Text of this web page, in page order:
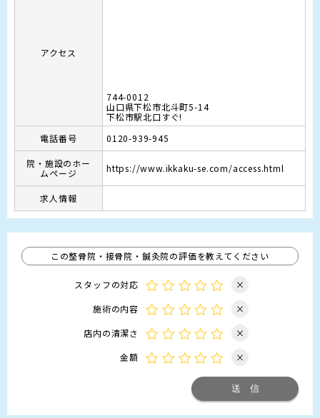
アクセス
744-0012
山口県下松市北斗町5-14
電話番号
0120-939-945
院・施設のホー
ムページ
https://www.ikkaku-se.com/access.html
求人情報
この整骨院・接骨院・鍼灸院の評価を教えてください
スタッフの対応
×
施術の内容
×
店内の清潔さ
×
金額
×